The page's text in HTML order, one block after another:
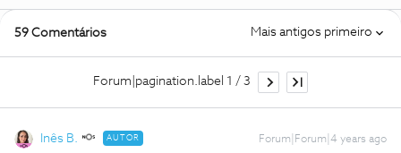
59 Comentários Mais antigos primeiro
Forum|pagination.label 1 / 3
Inês B. AUTOR Forum|Forum|4 years ago